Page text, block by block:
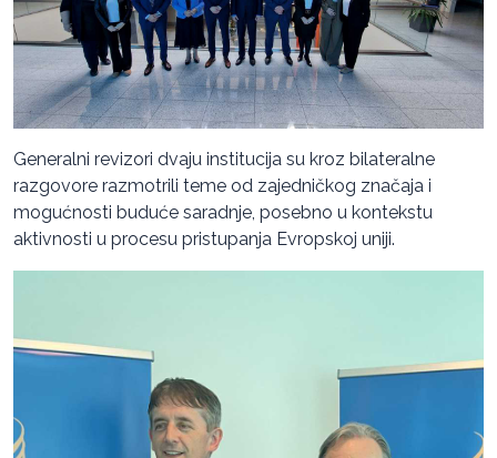
Generalni revizori dvaju institucija su kroz bilateralne
razgovore razmotrili teme od zajedničkog značaja i
mogućnosti buduće saradnje, posebno u kontekstu
aktivnosti u procesu pristupanja Evropskoj uniji.